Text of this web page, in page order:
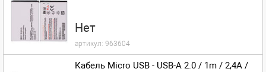
Нет
артикул: 963604
Кабель Micro USB - USB-A 2.0 / 1m / 2,4A /